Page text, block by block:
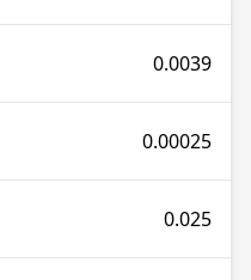
0.0039
0.00025
0.025